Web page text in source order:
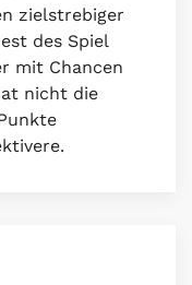
zielstrebiger
des Spiel
mit Chancen
nicht die